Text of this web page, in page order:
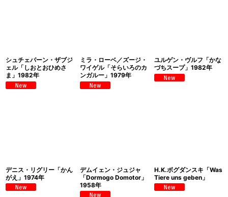
シュチェパーン・ザブジ
ェル「しおとおひめさ
ま」1982年
ミラ・ローベ／ズージ・
ワイゲル「そらいろのカ
ンガルー」1979年
ユルゲン・ヴルフ「かな
づちスープ」1982年
デニス・リグリー「かん
がえ」1974年
デムイェン・ジュジャ
「Dormogo Domotor」
1958年
H.K.ボグダンスキ「Was
Tiere uns geben」